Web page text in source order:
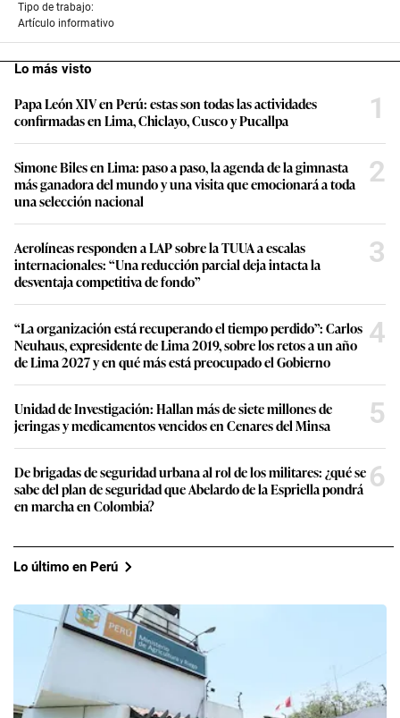
restaurantes y al turismo interno?
Seguir temas Año Nuevo Deyvis Orosco Damián Ode
Conforme a los criterios de
Tipo de trabajo:
Artículo informativo
Lo más visto
Papa León XIV en Perú: estas son todas las actividades
confirmadas en Lima, Chiclayo, Cusco y Pucallpa
1
Simone Biles en Lima: paso a paso, la agenda de la gimnasta
más ganadora del mundo y una visita que emocionará a toda
una selección nacional
Aerolíneas responden a LAP sobre la TUUA a escalas
internacionales: “Una reducción parcial deja intacta la
desventaja competitiva de fondo”
3
“La organización está recuperando el tiempo perdido”: Carlos
de Lima 2027 y en qué más está preocupado el Gobierno
jeringas y medicamentos vencidos en Cenares del Minsa
5
De brigadas de seguridad urbana al rol de los militares: ¿qué se
sabe del plan de seguridad que Abelardo de la Espriella pondrá
en marcha en Colombia?